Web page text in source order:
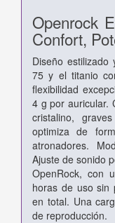
Openrock
Confort,
Diseño
75 y el titanio
flexibilidad
4 g por auricular.
cristalino,
optimiza de
atronadores.
Ajuste de sonido
OpenRock, con
horas de uso sin
en total. Una
de reproducción.